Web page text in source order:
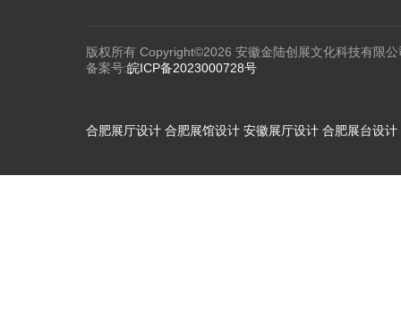
版权所有 Copyright©2026 安徽金陆创展文化科技有限公
备案号:皖ICP备2023000728号
合肥展厅设计 合肥展馆设计 安徽展厅设计 合肥展台设计